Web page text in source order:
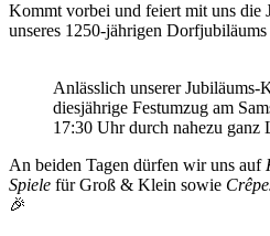
Kommt vorbei und feiert mit uns die
unseres 1250-jährigen
Anlässlich unserer Jubiläums-
diesjährige Festumzug am
17:30 Uhr durch nahezu ganz
An beiden Tagen dürfen wir uns auf
Spiele für Groß & Klein sowie
🎉